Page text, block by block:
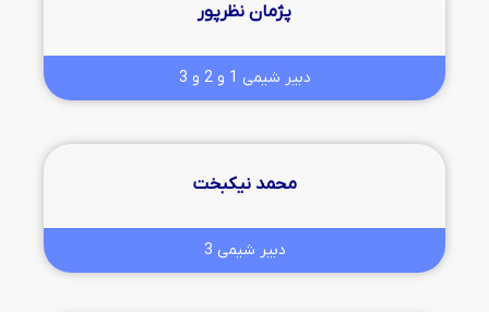
پژمان نظرپور
دبیر شیمی 1 و 2 و 3
محمد نیکبخت
دبیر شیمی 3